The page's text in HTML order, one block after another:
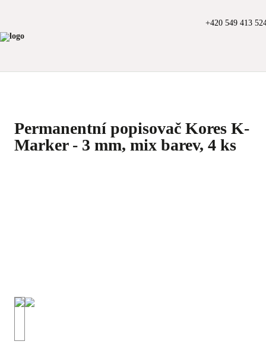
+420 549 413
Permanentní popisovač Kores K-
Marker - 3 mm, mix barev, 4 ks